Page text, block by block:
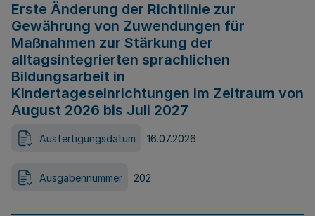
Erste Änderung der Richtlinie zur
Gewährung von Zuwendungen für
Maßnahmen zur Stärkung der
alltagsintegrierten sprachlichen
Bildungsarbeit in
Kindertageseinrichtungen im Zeitraum von
August 2026 bis Juli 2027
Ausfertigungsdatum 16.07.2026
Ausgabennummer 202